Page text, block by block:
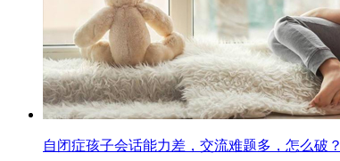
自闭症孩子会话能力差，交流难题多，怎么破？